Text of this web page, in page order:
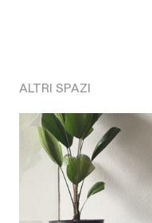
ALTRI SPAZI